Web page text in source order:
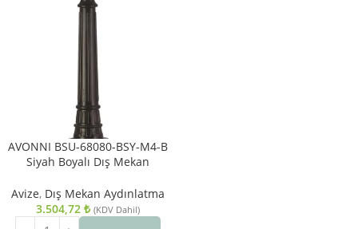
AVONNI BSU-68080-BSY-M4-B
Siyah Boyalı Dış Mekan
30cm
Avize, Dış Mekan Aydınlatma
3.504,72 ₺ (KDV Dahil)